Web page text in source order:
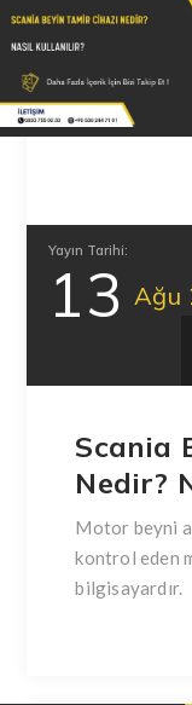
Yayın Tarihi:
13 Ağu
Scania
Nedir?
Motor beyni
kontrol eden
bilgisayardır.